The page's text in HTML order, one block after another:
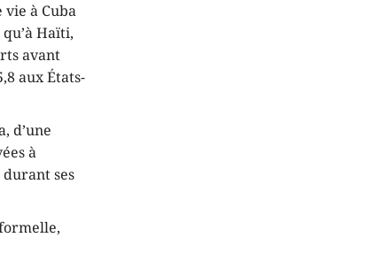
à Cuba
Haïti,
avant
aux États-
d’une
à
ses